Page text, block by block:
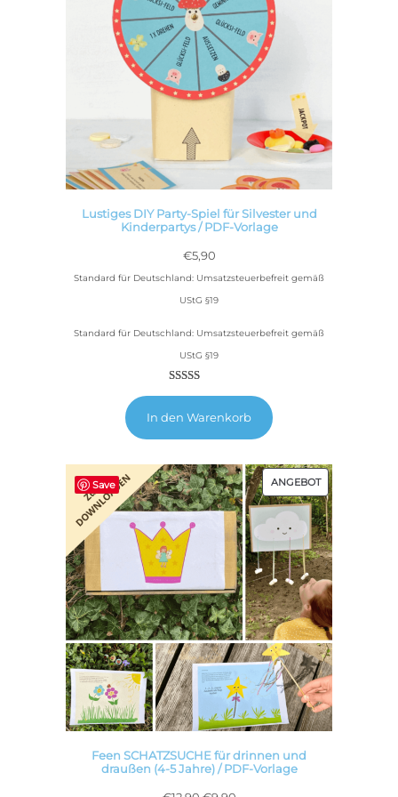
Lustiges DIY Party-Spiel für Silvester und
Kinderpartys / PDF-Vorlage
€5,90
Standard für Deutschland: Umsatzsteuerbefreit gemäß
UStG §19
Standard für Deutschland: Umsatzsteuerbefreit gemäß
UStG §19
auf
Kundenbewertungen
In den Warenkorb
ANGEBOTPRODUKT
IM
ANGEBOT
Feen SCHATZSUCHE für drinnen und
draußen (4-5 Jahre) / PDF-Vorlage
Save